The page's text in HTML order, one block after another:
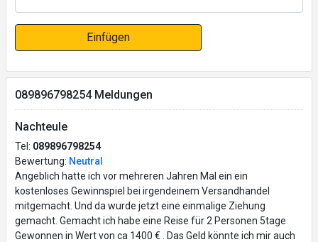
Einfügen
089896798254 Meldungen
Nachteule
Tel: 089896798254
Bewertung: Neutral
Angeblich hatte ich vor mehreren Jahren Mal ein ein
kostenloses Gewinnspiel bei irgendeinem Versandhandel
mitgemacht. Und da wurde jetzt eine einmalige Ziehung
gemacht. Gemacht ich habe eine Reise für 2 Personen 5tage
Gewonnen in Wert von ca 1400 € . Das Geld könnte ich mir auch